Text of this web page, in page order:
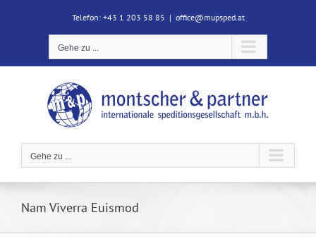
Telefon: +43 1 203 58 85 | office@mupsped.at
Gehe zu ...
Gehe zu ...
Nam Viverra Euismod